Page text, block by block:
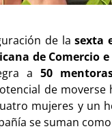
de lasexta
de Comercio
a50
de moverse
mujeres y un
se suman